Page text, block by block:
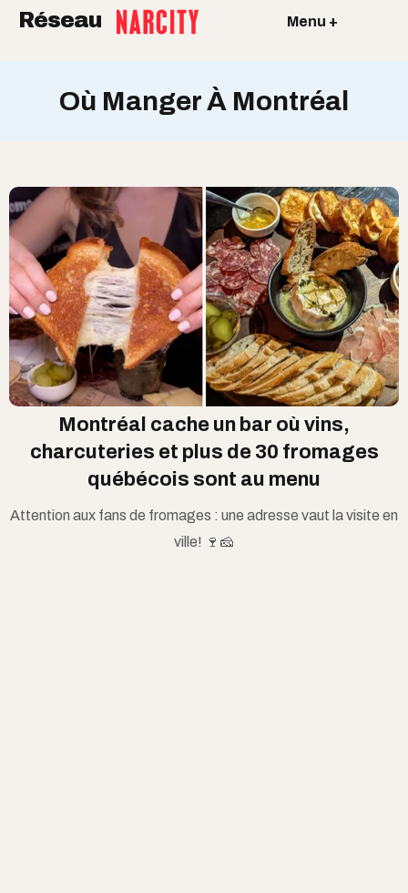
Réseau Menu +
Où Manger À Montréal
Montréal cache un bar où vins,
charcuteries et plus de 30 fromages
québécois sont au menu
Attention aux fans de fromages : une adresse vaut la visite en
ville! 🍷🧀